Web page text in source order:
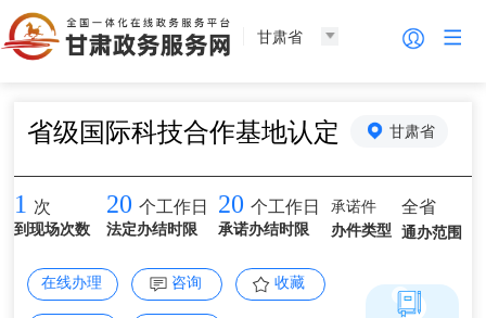
甘肃省
省级国际科技合作基地认定 甘肃省
1 次
到现场次数
20 个工作日
法定办结时限
20 个工作日
承诺办结时限
承诺件
办件类型
全省
通办范围
在线办理 咨询 收藏